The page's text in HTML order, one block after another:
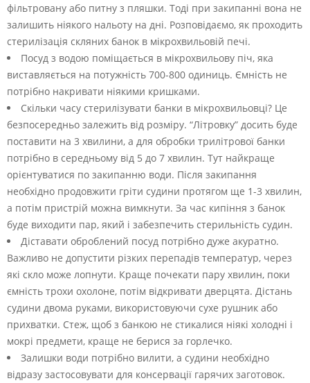
фільтровану або питну з пляшки. Тоді при закипанні вона не
залишить ніякого нальоту на дні. Розповідаємо, як проходить
стерилізація скляних банок в мікрохвильовій печі.
Посуд з водою поміщається в мікрохвильову піч, яка
виставляється на потужність 700-800 одиниць. Ємність не
потрібно накривати ніякими кришками.
Скільки часу стерилізувати банки в мікрохвильовці? Це
безпосередньо залежить від розміру. “Літровку” досить буде
поставити на 3 хвилини, а для обробки трилітрової банки
потрібно в середньому від 5 до 7 хвилин. Тут найкраще
орієнтуватися по закипанню води. Після закипання
необхідно продовжити гріти судини протягом ще 1-3 хвилин,
а потім пристрій можна вимкнути. За час кипіння з банок
буде виходити пар, який і забезпечить стерильність судин.
Діставати оброблений посуд потрібно дуже акуратно.
Важливо не допустити різких перепадів температур, через
які скло може лопнути. Краще почекати пару хвилин, поки
ємність трохи охолоне, потім відкривати дверцята. Дістань
судини двома руками, використовуючи сухе рушник або
прихватки. Стеж, щоб з банкою не стикалися ніякі холодні і
мокрі предмети, краще не берися за горлечко.
Залишки води потрібно вилити, а судини необхідно
відразу застосовувати для консервації гарячих заготовок.